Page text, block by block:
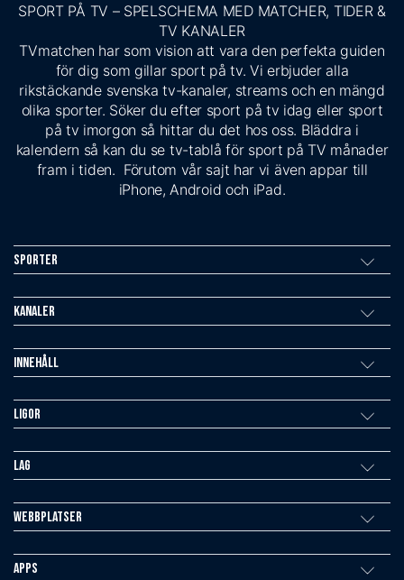
SPORT PÅ TV – SPELSCHEMA MED MATCHER, TIDER &
TV KANALER
TVmatchen har som vision att vara den perfekta guiden
för dig som gillar sport på tv. Vi erbjuder alla
rikstäckande svenska tv-kanaler, streams och en mängd
olika sporter. Söker du efter sport på tv idag eller sport
på tv imorgon så hittar du det hos oss. Bläddra i
kalendern så kan du se tv-tablå för sport på TV månader
fram i tiden. Förutom vår sajt har vi även appar till
iPhone, Android och iPad.
Sporter
Kanaler
Innehåll
Ligor
Lag
Webbplatser
Apps